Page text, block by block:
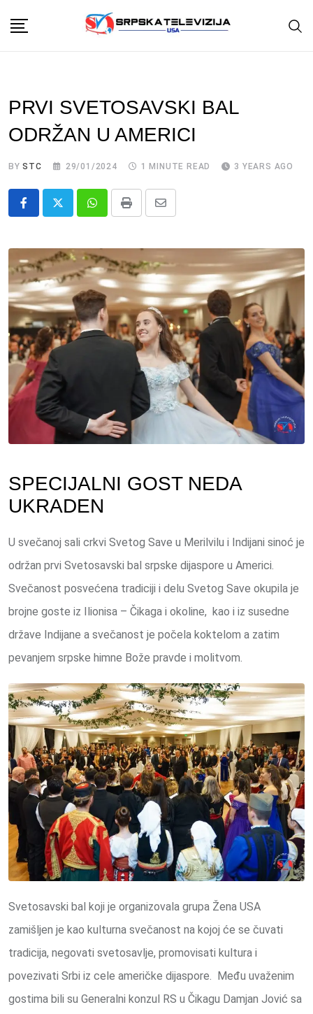
PRVI SVETOSAVSKI BAL
ODRŽAN U AMERICI
BYSTC 29/01/2024 1 MINUTE READ 3 YEARS AGO
Whatsapp
Print
Share
Email
SPECIJALNI GOST NEDA
UKRADEN
U svečanoj sali crkvi Svetog Save u Merilvilu i Indijani sinoć je
održan prvi Svetosavski bal srpske dijaspore u Americi.
Svečanost posvećena tradiciji i delu Svetog Save okupila je
brojne goste iz Ilionisa – Čikaga i okoline, kao i iz susedne
države Indijane a svečanost je počela koktelom a zatim
pevanjem srpske himne Bože pravde i molitvom.
Svetosavski bal koji je organizovala grupa Žena USA
zamišljen je kao kulturna svečanost na kojoj će se čuvati
tradicija, negovati svetosavlje, promovisati kultura i
povezivati Srbi iz cele američke dijaspore. Među uvaženim
gostima bili su Generalni konzul RS u Čikagu Damjan Jović sa